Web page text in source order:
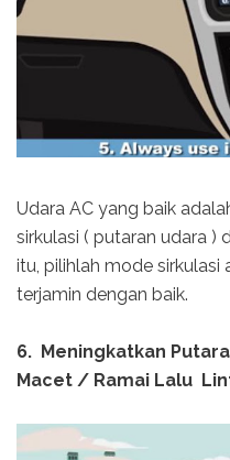
Udara AC yang baik
sirkulasi ( putaran udara )
itu, pilihlah mode sirkulasi
terjamin dengan baik.
6. Meningkatkan
Macet / Ramai Lalu